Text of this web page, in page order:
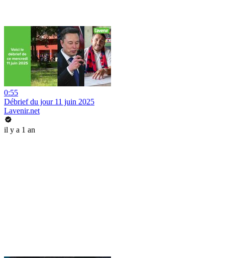
0:55
Débrief du jour 11 juin 2025
Lavenir.net
il y a 1 an